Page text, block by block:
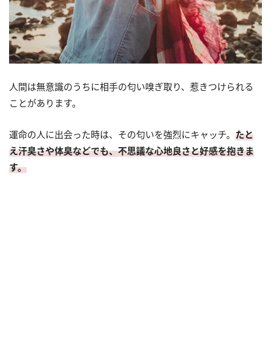
人間は無意識のうちに相手の匂い嗅ぎ取り、惹きつけられる
ことがあります。
運命の人に出会った時は、その匂いを強烈にキャッチ。 たと
え汗臭さや体臭などでも、不思議な心地良さと好感を抱きま
す。